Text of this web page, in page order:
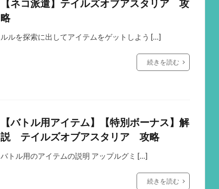
【ネコ派遣】テイルズオブアスタリア 攻
略
ルルを探索に出してアイテムをゲットしよう […]
続きを読む
【バトル用アイテム】【特別ボーナス】解
説 テイルズオブアスタリア 攻略
バトル用のアイテムの説明 アップルグミ […]
続きを読む